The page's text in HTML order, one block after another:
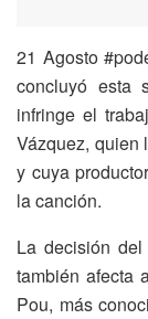
21 Agosto
concluyó esta
infringe el
Vázquez, quien
y cuya
la canción.
La decisión
también afecta
Pou, más